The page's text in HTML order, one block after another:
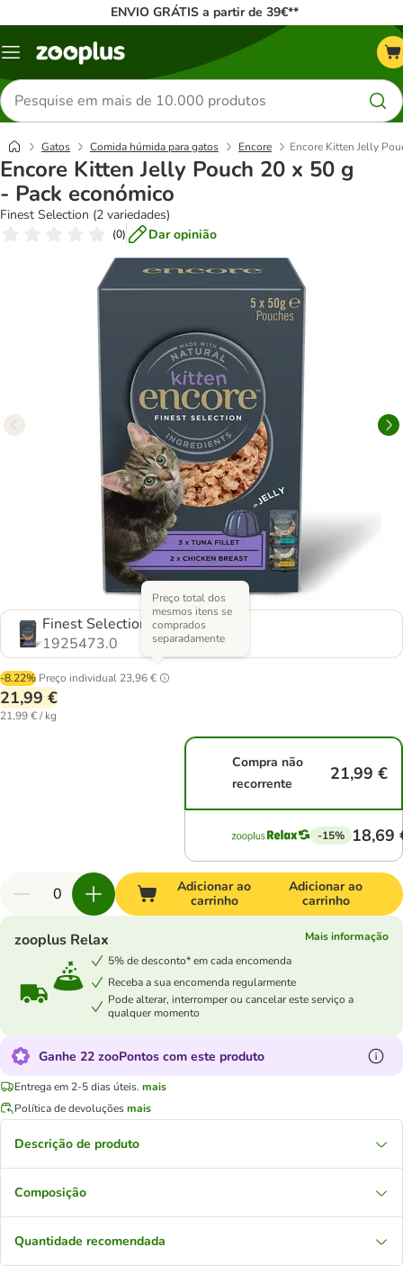
ENVIO GRÁTIS a partir de 39€**
Menu
Pesquisar
produtos
Gatos Comida húmida para gatos Encore Encore Kitten Jelly
Encore Kitten Jelly Pouch 20 x 50 g
- Pack económico
Finest Selection (2 variedades)
(0) Dar opinião
Finest Selection (2 variedades)
1925473.0
-8.22% Preço individual 23,96 €
Preço total dos
mesmos itens se
comprados
separadamente
21,99 €
21,99 € / kg
Compra não
recorrente
21,99 €
-15% 18,69
Adicionar ao
carrinho
Adicionar ao
carrinho
zooplus Relax
Mais informação
5% de desconto* em cada encomenda
Receba a sua encomenda regularmente
Pode alterar, interromper ou cancelar este serviço a
qualquer momento
Ganhe 22 zooPontos com este produto
Entrega em 2-5 dias úteis. mais
Política de devoluçõesmais
Descrição de produto
Composição
Quantidade recomendada